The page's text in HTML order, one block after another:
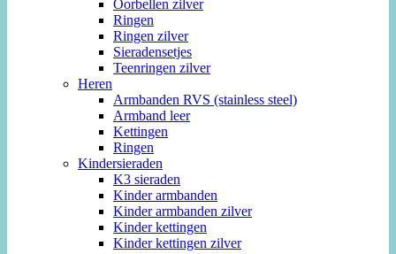
Oorbellen zilver
Ringen
Ringen zilver
Sieradensetjes
Teenringen zilver
Heren
Armbanden RVS (stainless steel)
Armband leer
Kettingen
Ringen
Kindersieraden
K3 sieraden
Kinder armbanden
Kinder armbanden zilver
Kinder kettingen
Kinder kettingen zilver